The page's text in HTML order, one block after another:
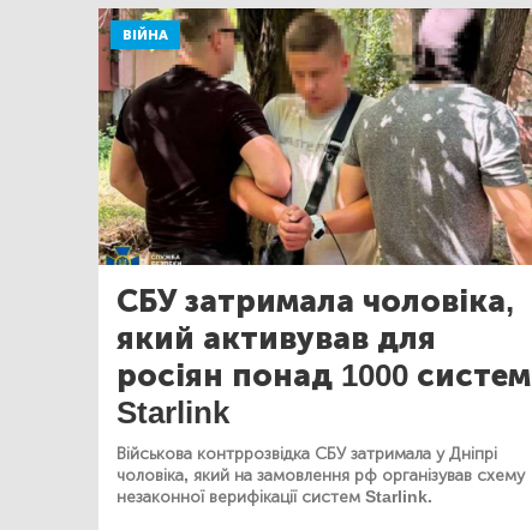
ВІЙНА
СБУ затримала чоловіка,
який активував для
росіян понад 1000 систем
Starlink
Військова контррозвідка СБУ затримала у Дніпрі
чоловіка, який на замовлення рф організував схему
незаконної верифікації систем Starlink.